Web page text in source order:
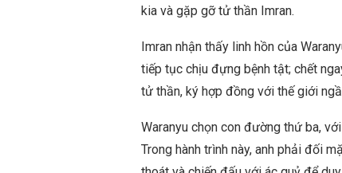
kia và gặp gỡ tử thần Imran.
Imran nhận thấy linh hồn của
tiếp tục chịu đựng bệnh tật; chết
tử thần, ký hợp đồng với thế giới
Waranyu chọn con đường thứ ba,
Trong hành trình này, anh phải đối